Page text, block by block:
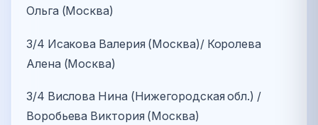
Ольга (Москва)
3/4 Исакова Валерия (Москва)/ Королева
Алена (Москва)
3/4 Вислова Нина (Нижегородская обл.) /
Воробьева Виктория (Москва)